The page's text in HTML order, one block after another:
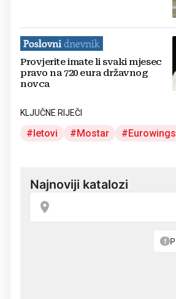
Provjerite imate li svaki mjesec
pravo na 720 eura državnog
novca
KLJUČNE RIJEČI
letovi Mostar Eurowings